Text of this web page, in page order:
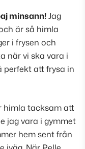
minsann!Jag
är så himla
i frysen och
när vi ska vara i
perfekt att frysa in
himla tacksam att
jag vara i gymmet
hem sent från